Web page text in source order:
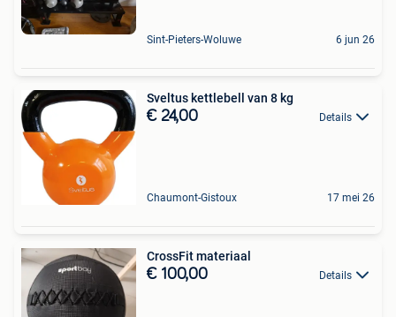
Sint-Pieters-Woluwe 6 jun 26
Sveltus kettlebell van 8 kg
€ 24,00 Details
Chaumont-Gistoux 17 mei 26
CrossFit materiaal
€ 100,00 Details